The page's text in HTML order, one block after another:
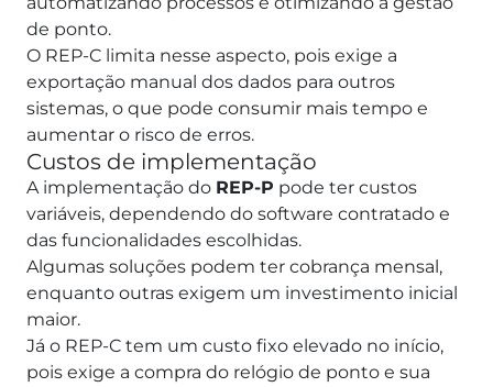
de ponto.
O REP-C limita nesse aspecto, pois exige a
exportação manual dos dados para outros
sistemas, o que pode consumir mais tempo e
aumentar o risco de erros.
Custos de implementação
A implementação do REP-P pode ter custos
variáveis, dependendo do software contratado e
das funcionalidades escolhidas.
Algumas soluções podem ter cobrança mensal,
enquanto outras exigem um investimento inicial
maior.
Já o REP-C tem um custo fixo elevado no início,
pois exige a compra do relógio de ponto e sua